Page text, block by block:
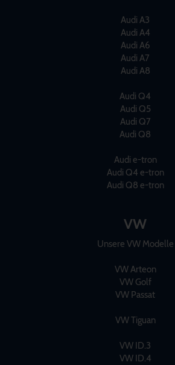
Audi A3
Audi A4
Audi A6
Audi A7
Audi A8
Audi Q4
Audi Q5
Audi Q7
Audi Q8
Audi e-tron
Audi Q4 e-tron
Audi Q8 e-tron
VW
Unsere VW Modelle
VW Arteon
VW Golf
VW Passat
VW Tiguan
VW ID.3
VW ID.4